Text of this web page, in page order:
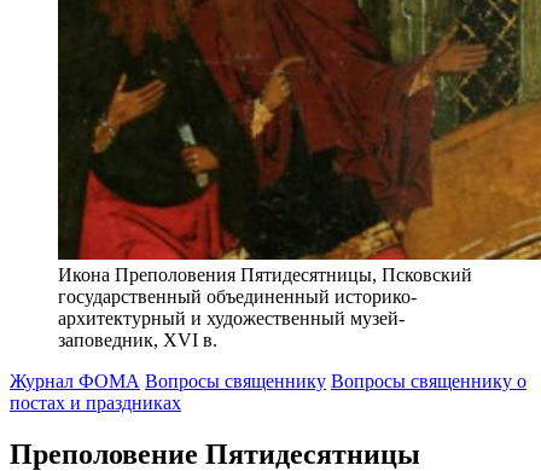
Икона Преполовения Пятидесятницы, Псковский
государственный объединенный историко-
архитектурный и художественный музей-
заповедник, XVI в.
Журнал ФОМА Вопросы священнику Вопросы священнику о
постах и праздниках
Преполовение Пятидесятницы